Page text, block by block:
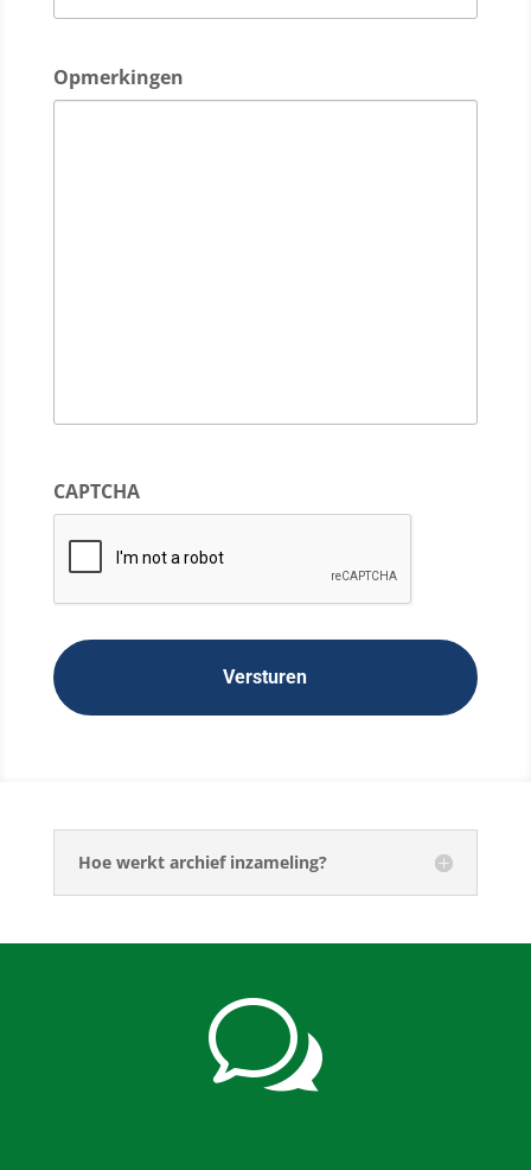
Opmerkingen
CAPTCHA
Hoe werkt archief inzameling?
w